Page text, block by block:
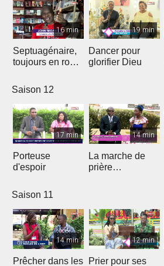
16 min
Septuagénaire,
toujours en route
19 min
Dancer pour
glorifier Dieu
Saison 12
17 min
Porteuse
d'espoir
14 min
La marche de
prière
Saison 11
14 min
Prêcher dans les
12 min
Prier pour ses